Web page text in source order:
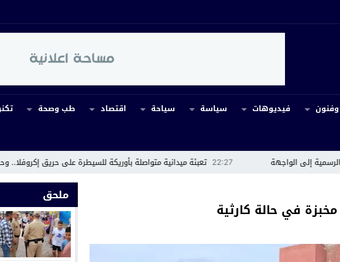
فيديوهات سياسة سياحة اقتصاد طب وصحة
22:27 تعبئة ميدانية متواصلة بأوريكة للسيطرة على حريق إكروفلا.. وحضور ميداني لافت لقائد
في حالة كارثية
ملحق